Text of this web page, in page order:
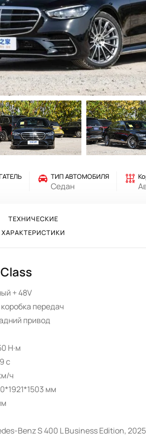
ТИП АВТОМОБИЛЯ
Седан
ТЕХНИЧЕСКИЕ
ХАРАКТЕРИСТИКИ
+ 48V
передач
привод
Н·м
с
ч
мм
Benz S 400 L Business Edition,